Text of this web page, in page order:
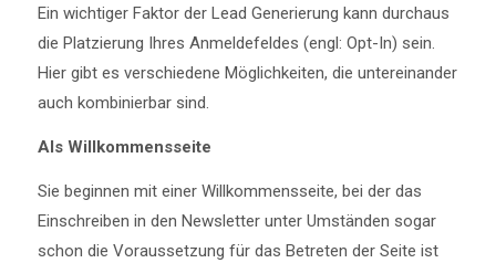
Ein wichtiger Faktor der Lead Generierung kann durchaus
die Platzierung Ihres Anmeldefeldes (engl: Opt-In) sein.
Hier gibt es verschiedene Möglichkeiten, die untereinander
auch kombinierbar sind.
Als Willkommensseite
Sie beginnen mit einer Willkommensseite, bei der das
Einschreiben in den Newsletter unter Umständen sogar
schon die Voraussetzung für das Betreten der Seite ist